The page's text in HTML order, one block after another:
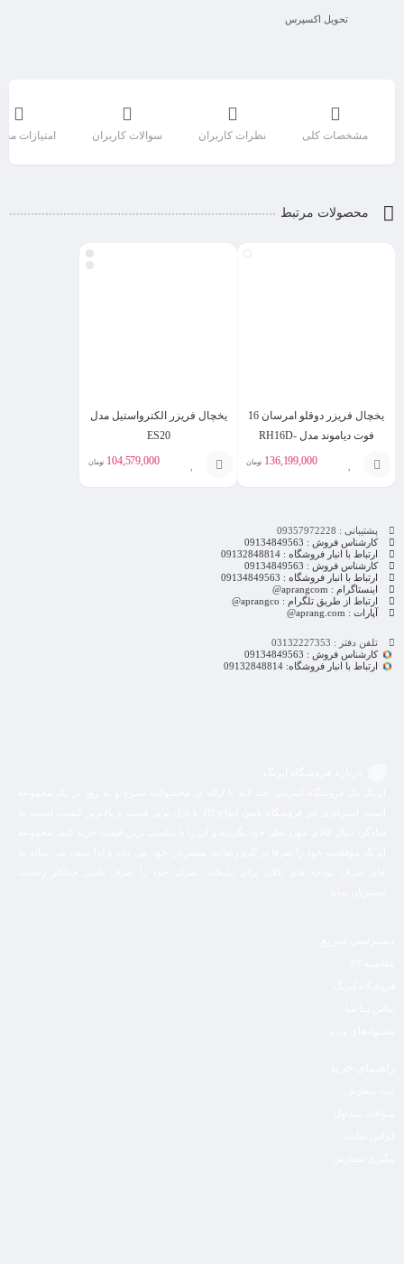
تحویل اکسپرس
مشخصات کلی نظرات کاربران سوالات کاربران امتیازات
محصولات مرتبط
یخچال فریزر دوقلو امرسان 16
فوت دیاموند مدل RH16D-
FN16D
136,199,000 تومان
یخچال فریزر الکترواستیل مدل
ES20
104,579,000 تومان
پشتیبانی : 09357972228
کارشناس فروش : 09134849563
ارتباط با انبار فروشگاه : 09132848814
کارشناس فروش : 09134849563
ارتباط با انبار فروشگاه : 09134849563
اینستاگرام : aprangcom@
ارتباط از طریق تلگرام : aprangco@
آپارات : aprang.com@
تلفن دفتر : 03132227353
کارشناس فروش : 09134849563
ارتباط با انبار فروشگاه: 09132848814